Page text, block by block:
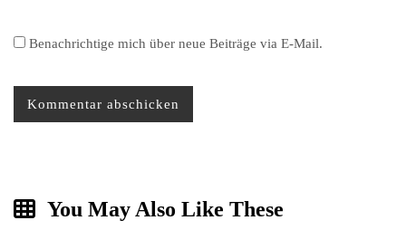
Benachrichtige mich über neue Beiträge via E-Mail.
You May Also Like These